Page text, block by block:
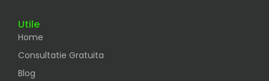
Utile
Home
Consultatie Gratuita
Blog